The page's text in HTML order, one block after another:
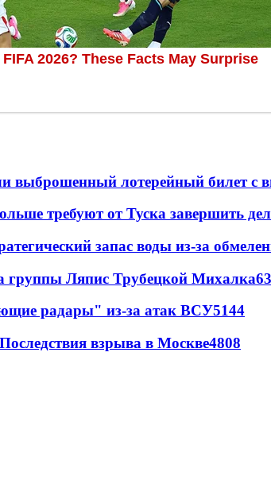
выброшенный лотерейный билет с
требуют от Туска завершить
запас воды из-за
группы Ляпис Трубецкой Михалка
радары" из-за атак ВСУ5144
взрыва в Москве4808